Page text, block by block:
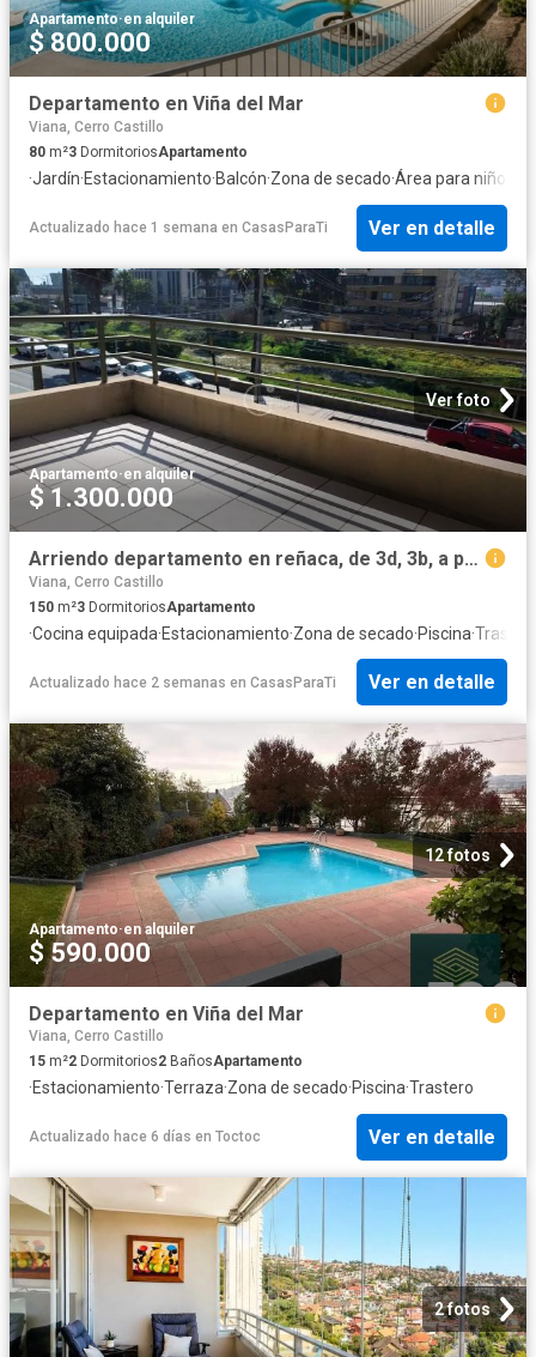
Apartamento·en alquiler
$ 800.000
Departamento en Viña del Mar
Viana, Cerro Castillo
80 m²3 DormitoriosApartamento
·Jardín·Estacionamiento·Balcón·Zona de secado·Área para niños
Actualizado hace 1 semana en CasasParaTi Ver en detalle
Ver foto
Apartamento·en alquiler
$ 1.300.000
Arriendo departamento en reñaca, de 3d, 3b, a pasos playa
Viana, Cerro Castillo
150 m²3 DormitoriosApartamento
·Cocina equipada·Estacionamiento·Zona de secado·Piscina·
Actualizado hace 2 semanas en CasasParaTi Ver en detalle
12 fotos
Apartamento·en alquiler
$ 590.000
Departamento en Viña del Mar
Viana, Cerro Castillo
15 m²2 Dormitorios2 BañosApartamento
·Estacionamiento·Terraza·Zona de secado·Piscina·Trastero
Actualizado hace 6 días en Toctoc Ver en detalle
2 fotos